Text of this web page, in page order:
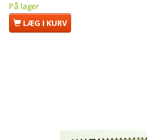
På lager
LÆG I KURV